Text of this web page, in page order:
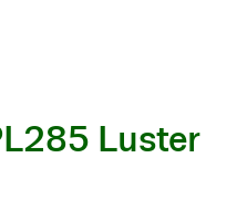
Luster